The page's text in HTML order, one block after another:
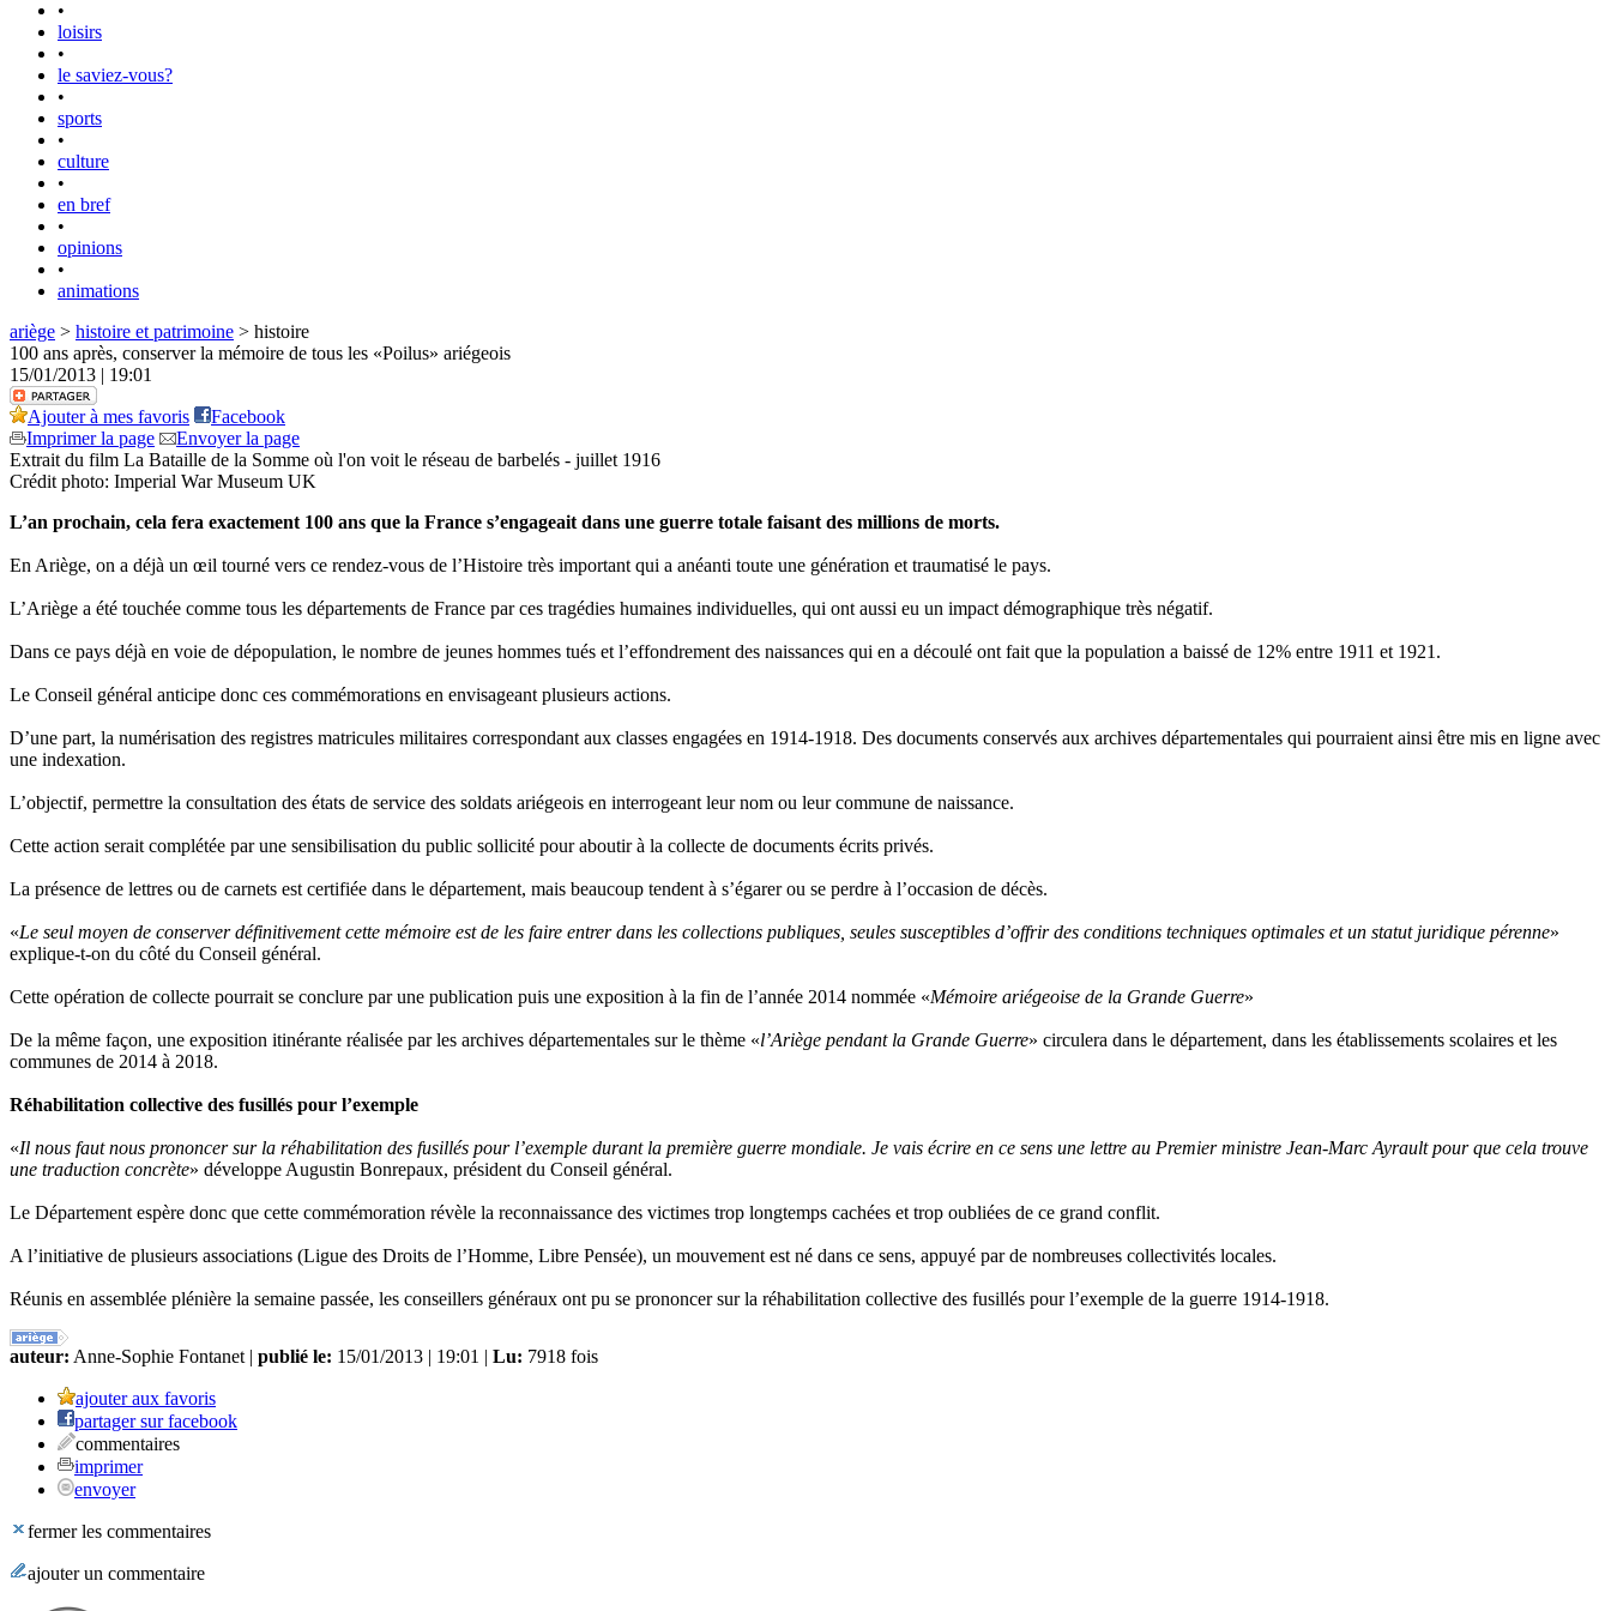
•
loisirs
•
le saviez-vous?
•
sports
•
culture
•
en bref
•
opinions
•
animations
ariège > histoire et patrimoine > histoire
100 ans après, conserver la mémoire de tous les «Poilus» ariégeois
15/01/2013 | 19:01
Ajouter à mes favoris
Facebook
Imprimer la page
Envoyer la page
Extrait du film La Bataille de la Somme où l'on voit le réseau de barbelés - juillet 1916
Crédit photo: Imperial War Museum UK
L’an prochain, cela fera exactement 100 ans que la France s’engageait dans une guerre totale faisant des millions de morts.
En Ariège, on a déjà un œil tourné vers ce rendez-vous de l’Histoire très important qui a anéanti toute une génération et traumatisé le pays.
L’Ariège a été touchée comme tous les départements de France par ces tragédies humaines individuelles, qui ont aussi eu un impact démographique très négatif.
Dans ce pays déjà en voie de dépopulation, le nombre de jeunes hommes tués et l’effondrement des naissances qui en a découlé ont fait que la population a baissé de 12% entre 1911 et 1921.
Le Conseil général anticipe donc ces commémorations en envisageant plusieurs actions.
D’une part, la numérisation des registres matricules militaires correspondant aux classes engagées en 1914-1918. Des documents conservés aux archives départementales qui pourraient ainsi être mis en ligne avec
une indexation.
L’objectif, permettre la consultation des états de service des soldats ariégeois en interrogeant leur nom ou leur commune de naissance.
Cette action serait complétée par une sensibilisation du public sollicité pour aboutir à la collecte de documents écrits privés.
La présence de lettres ou de carnets est certifiée dans le département, mais beaucoup tendent à s’égarer ou se perdre à l’occasion de décès.
«Le seul moyen de conserver définitivement cette mémoire est de les faire entrer dans les collections publiques, seules susceptibles d’offrir des conditions techniques optimales et un statut juridique pérenne»
explique-t-on du côté du Conseil général.
Cette opération de collecte pourrait se conclure par une publication puis une exposition à la fin de l’année 2014 nommée «Mémoire ariégeoise de la Grande Guerre»
De la même façon, une exposition itinérante réalisée par les archives départementales sur le thème «l’Ariège pendant la Grande Guerre» circulera dans le département, dans les établissements scolaires et les
communes de 2014 à 2018.
Réhabilitation collective des fusillés pour l’exemple
«Il nous faut nous prononcer sur la réhabilitation des fusillés pour l’exemple durant la première guerre mondiale. Je vais écrire en ce sens une lettre au Premier ministre Jean-Marc Ayrault pour que cela trouve
une traduction concrète» développe Augustin Bonrepaux, président du Conseil général.
Le Département espère donc que cette commémoration révèle la reconnaissance des victimes trop longtemps cachées et trop oubliées de ce grand conflit.
A l’initiative de plusieurs associations (Ligue des Droits de l’Homme, Libre Pensée), un mouvement est né dans ce sens, appuyé par de nombreuses collectivités locales.
Réunis en assemblée plénière la semaine passée, les conseillers généraux ont pu se prononcer sur la réhabilitation collective des fusillés pour l’exemple de la guerre 1914-1918.
auteur: Anne-Sophie Fontanet | publié le: 15/01/2013 | 19:01 | Lu: 7918 fois
ajouter aux favoris
partager sur facebook
commentaires
imprimer
envoyer
fermer les commentaires
ajouter un commentaire